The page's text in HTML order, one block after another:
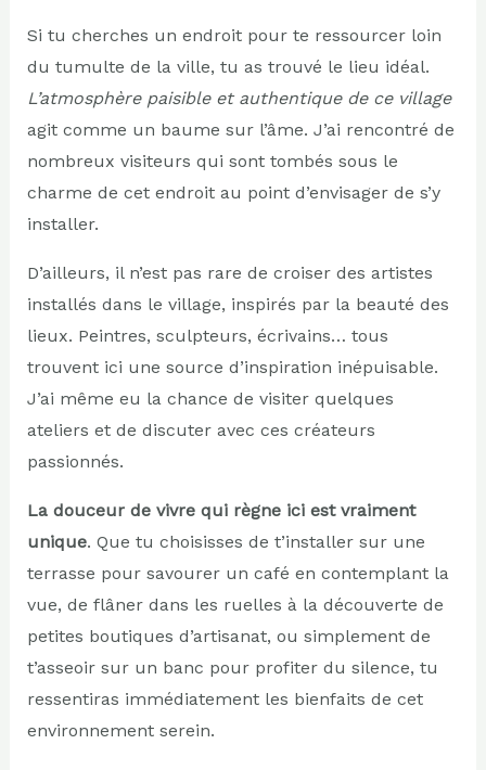
Si tu cherches un endroit pour te ressourcer loin
du tumulte de la ville, tu as trouvé le lieu idéal.
L’atmosphère paisible et authentique de ce village
agit comme un baume sur l’âme. J’ai rencontré de
nombreux visiteurs qui sont tombés sous le
charme de cet endroit au point d’envisager de s’y
installer.
D’ailleurs, il n’est pas rare de croiser des artistes
installés dans le village, inspirés par la beauté des
lieux. Peintres, sculpteurs, écrivains… tous
trouvent ici une source d’inspiration inépuisable.
J’ai même eu la chance de visiter quelques
ateliers et de discuter avec ces créateurs
passionnés.
La douceur de vivre qui règne ici est vraiment
unique. Que tu choisisses de t’installer sur une
terrasse pour savourer un café en contemplant la
vue, de flâner dans les ruelles à la découverte de
petites boutiques d’artisanat, ou simplement de
t’asseoir sur un banc pour profiter du silence, tu
ressentiras immédiatement les bienfaits de cet
environnement serein.